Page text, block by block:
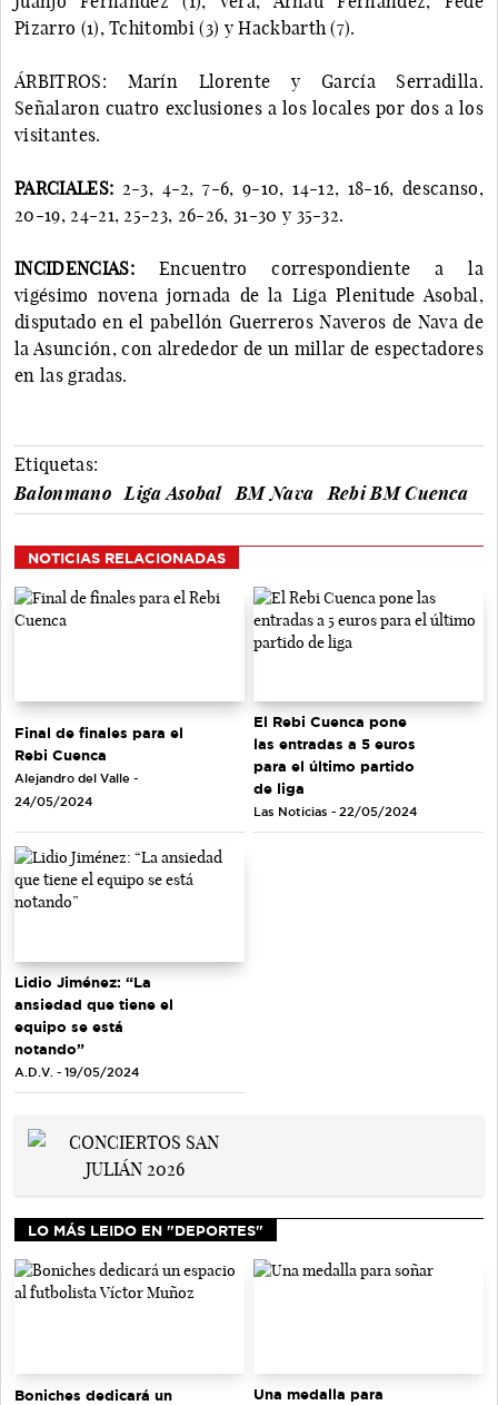
Pizarro (1), Tchitombi (3) y Hackbarth (7).
ÁRBITROS: Marín Llorente y García Serradilla.
Señalaron cuatro exclusiones a los locales por dos a los
visitantes.
PARCIALES: 2-3, 4-2, 7-6, 9-10, 14-12, 18-16, descanso,
20-19, 24-21, 25-23, 26-26, 31-30 y 35-32.
INCIDENCIAS:Encuentro correspondiente a la
vigésimo novena jornada de la Liga Plenitude Asobal,
disputado en el pabellón Guerreros Naveros de Nava de
la Asunción, con alrededor de un millar de espectadores
en las gradas.
Etiquetas:
Balonmano
Liga Asobal BM Nava Rebi BM Cuenca
NOTICIAS RELACIONADAS
Final de finales para el
Rebi Cuenca
Alejandro del Valle -
24/05/2024
El Rebi Cuenca pone
las entradas a 5 euros
para el último partido
de liga
Las Noticias - 22/05/2024
Lidio Jiménez: “La
ansiedad que tiene el
equipo se está
notando”
A.D.V. - 19/05/2024
LO MÁS LEIDO EN "DEPORTES"
Boniches dedicará un
Una medalla para